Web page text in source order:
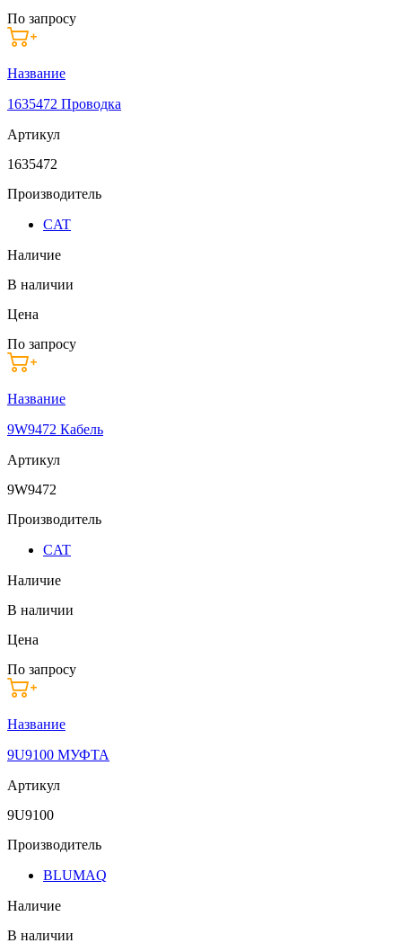
По запросу
Название
1635472 Проводка
Артикул
1635472
Производитель
CAT
Наличие
В наличии
Цена
По запросу
Название
9W9472 Кабель
Артикул
9W9472
Производитель
CAT
Наличие
В наличии
Цена
По запросу
Название
9U9100 МУФТА
Артикул
9U9100
Производитель
BLUMAQ
Наличие
В наличии